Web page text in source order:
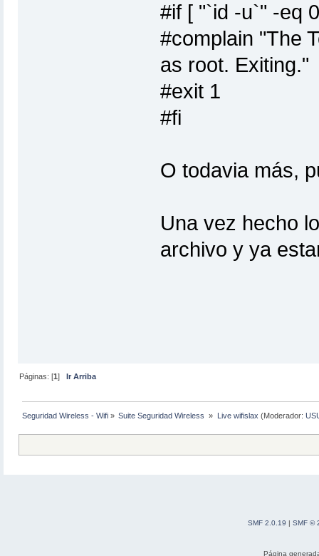
#if [ "`id -u`" -eq
#complain "The
as root. Exiting."
#exit 1
#fi
O todavia más,
Una vez hecho
archivo y ya
Páginas: [1] Ir Arriba
Seguridad Wireless - Wifi » Suite Seguridad Wireless » Live wifislax (Moderador:
SMF 2.0.19 | SMF ©
Página